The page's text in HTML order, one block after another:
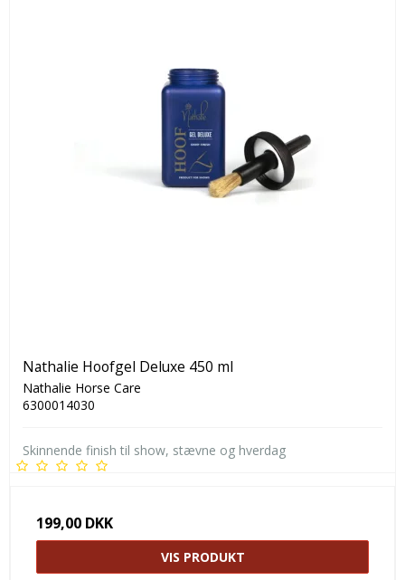
Nathalie Hoofgel Deluxe 450 ml
Nathalie Horse Care
6300014030
Skinnende finish til show, stævne og hverdag
199,00 DKK
VIS PRODUKT